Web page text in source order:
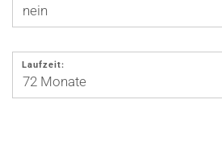
Laufzeit: